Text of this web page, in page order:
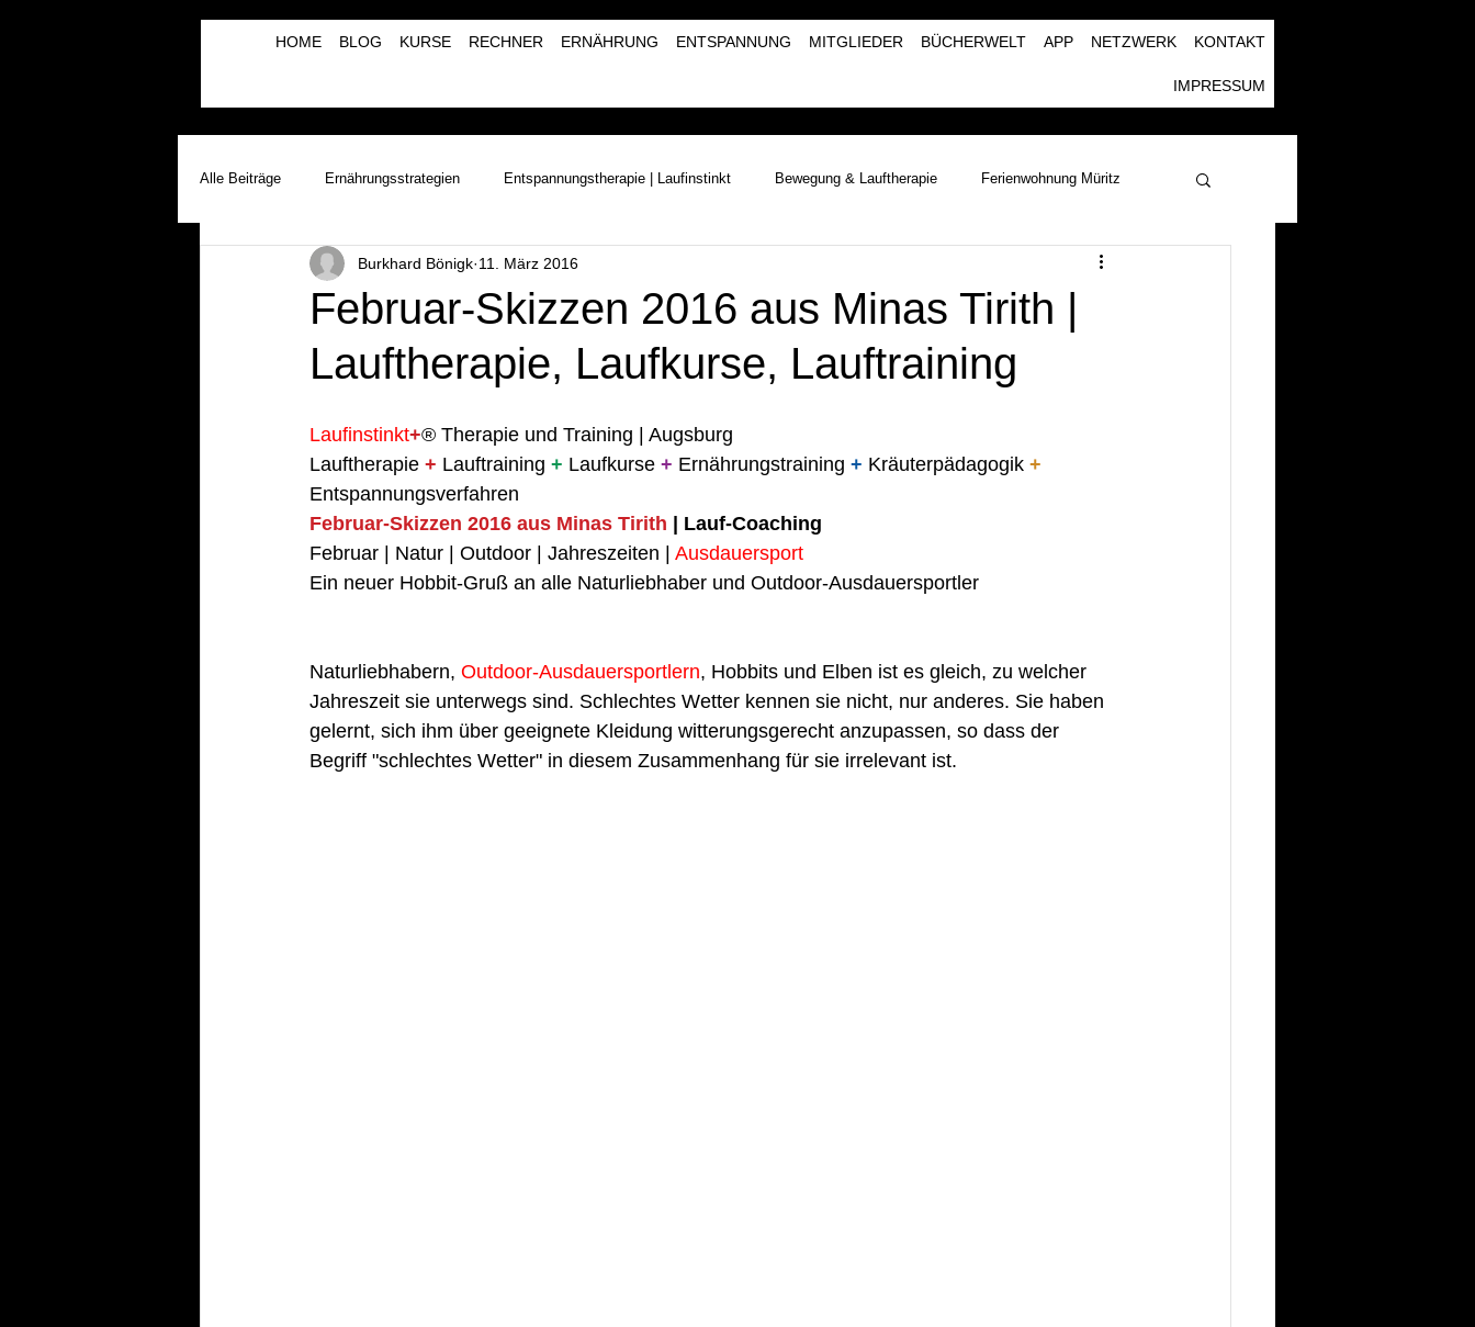
HOME BLOG KURSE RECHNER ERNÄHRUNG ENTSPANNUNG MITGLIEDER BÜCHERWELT APP NETZWERK KONTAKT
IMPRESSUM
Alle Beiträge Ernährungsstrategien Entspannungstherapie | Laufinstinkt Bewegung & Lauftherapie Ferienwohnung Müritz
Laufinstinkt+® Therapie & Training Naturerlebnisse | Laufinstinkt+®
Lauftherapie+Musiktherapie | λBVRM
Februar-Skizzen 2016 aus Minas Tirith |
Lauftherapie, Laufkurse, Lauftraining
Burkhard Bönigk 11. März 2016
Laufinstinkt+® Therapie und Training | Augsburg
Lauftherapie + Lauftraining + Laufkurse + Ernährungstraining + Kräuterpädagogik +
Entspannungsverfahren
Februar-Skizzen 2016 aus Minas Tirith | Lauf-Coaching
Februar | Natur | Outdoor | Jahreszeiten | Ausdauersport
Ein neuer Hobbit-Gruß an alle Naturliebhaber und Outdoor-Ausdauersportler
Naturliebhabern, Outdoor-Ausdauersportlern, Hobbits und Elben ist es gleich, zu welcher
Jahreszeit sie unterwegs sind. Schlechtes Wetter kennen sie nicht, nur anderes. Sie haben
gelernt, sich ihm über geeignete Kleidung witterungsgerecht anzupassen, so dass der
Begriff "schlechtes Wetter" in diesem Zusammenhang für sie irrelevant ist.